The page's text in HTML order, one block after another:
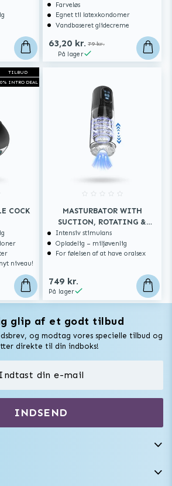
Farveløs
Egnet til latexkondomer
Vandbaseret glidecreme
63,20 kr. 79 kr.
På lager
TILBUD
INTRO DEAL
COCK
niveau!
MASTURBATOR WITH
SUCTION, ROTATING &
THRUSTING MOTION
Intensiv stimulans
Opladelig – miljøvenlig
For følelsen af at have oralsex
749 kr.
På lager
glip af et godt tilbud
og modtag vores specielle tilbud og
direkte til din indboks!
INDSEND